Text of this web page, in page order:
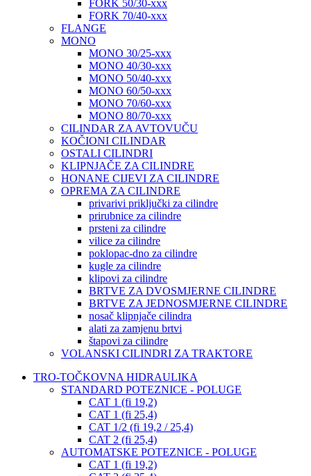
FORK 50/30-xxx
FORK 70/40-xxx
FLANGE
MONO
MONO 30/25-xxx
MONO 40/30-xxx
MONO 50/40-xxx
MONO 60/50-xxx
MONO 70/60-xxx
MONO 80/70-xxx
CILINDAR ZA AVTOVUČU
KOČIONI CILINDAR
OSTALI CILINDRI
KLIPNJAČE ZA CILINDRE
HONANE CIJEVI ZA CILINDRE
OPREMA ZA CILINDRE
privarivi priključki za cilindre
prirubnice za cilindre
prsteni za cilindre
vilice za cilindre
poklopac-dno za cilindre
kugle za cilindre
klipovi za cilindre
BRTVE ZA DVOSMJERNE CILINDRE
BRTVE ZA JEDNOSMJERNE CILINDRE
nosač klipnjače cilindra
alati za zamjenu brtvi
štapovi za cilindre
VOLANSKI CILINDRI ZA TRAKTORE
TRO-TOČKOVNA HIDRAULIKA
STANDARD POTEZNICE - POLUGE
CAT 1 (fi 19,2)
CAT 1 (fi 25,4)
CAT 1/2 (fi 19,2 / 25,4)
CAT 2 (fi 25,4)
AUTOMATSKE POTEZNICE - POLUGE
CAT 1 (fi 19,2)